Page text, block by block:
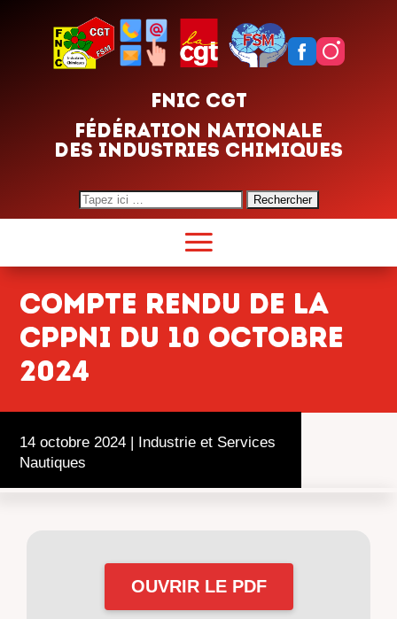
FNIC CGT
FÉDÉRATION NATIONALE
DES INDUSTRIES CHIMIQUES
Search
for:
Compte rendu de la
CPPNI du 10 octobre
2024
14 octobre 2024 | Industrie et Services
Nautiques
OUVRIR LE PDF